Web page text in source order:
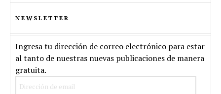
NEWSLETTER
Ingresa tu dirección de correo electrónico para estar
al tanto de nuestras nuevas publicaciones de manera
gratuita.